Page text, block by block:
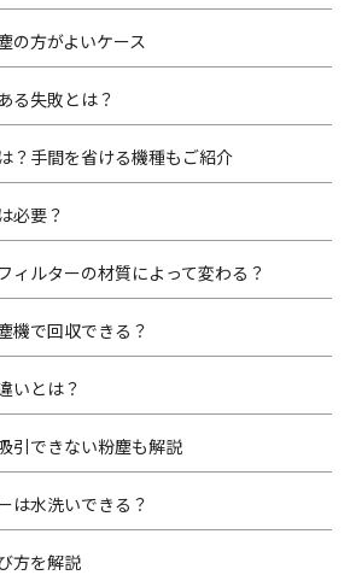
の方がよいケース
る失敗とは？
？手間を省ける機種もご紹介
必要？
ィルターの材質によって変わる？
機で回収できる？
いとは？
引できない粉塵も解説
は水洗いできる？
方を解説